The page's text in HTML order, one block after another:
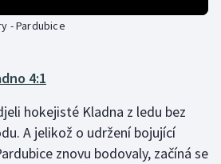
- Pardubice
4:1
hokejisté Kladna z ledu bez
A jelikož o udržení bojující
znovu bodovaly, začíná se